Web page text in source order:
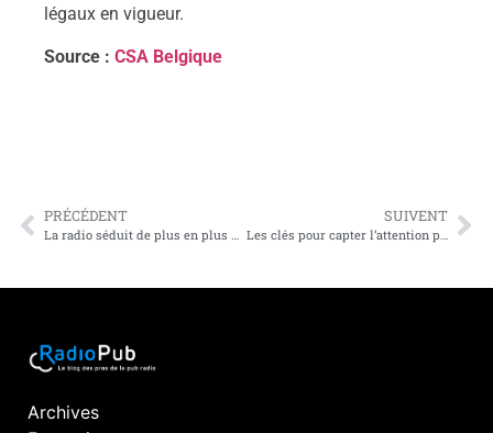
légaux en vigueur.
Source : CSA Belgique
PRÉCÉDENT
La radio séduit de plus en plus d’auditeurs numériques : un potentiel à exploiter pour les annonceurs
SUIVENT
Les clés pour capter l’attention publicitaire en radio
Archives